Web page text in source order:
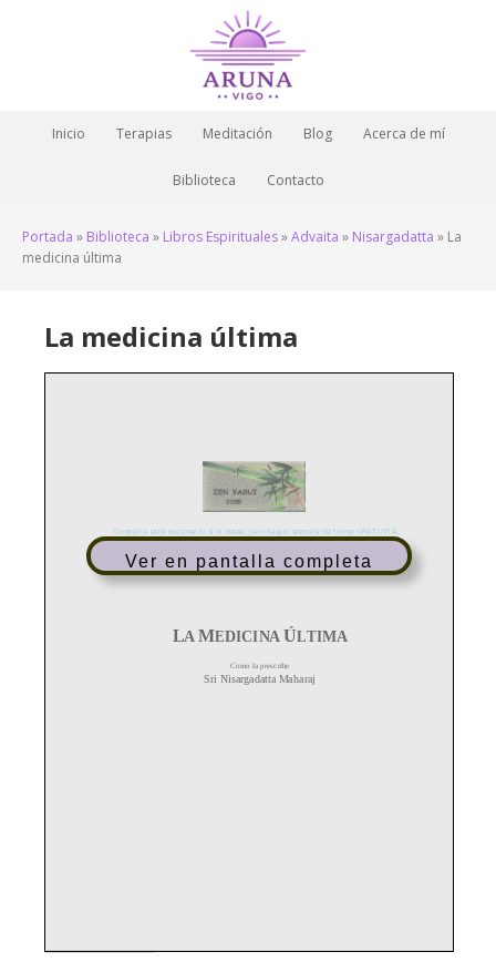
Inicio Terapias Meditación Blog Acerca de mí
Biblioteca Contacto
Portada » Biblioteca » Libros Espirituales»Advaita » Nisargadatta » La
medicina última
La medicina última
Ver en pantalla completa